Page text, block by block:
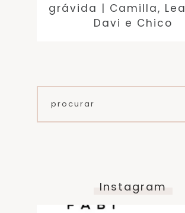
grávida | Camilla,
Davi e Chico
Instagram